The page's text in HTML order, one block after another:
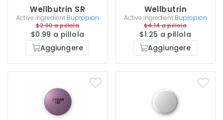
Wellbutrin SR
Active ingredient Bupropion
$2.00 a pillola
$0.99 a pillola
Aggiungere
Wellbutrin
Active ingredient Bupropion
$4.14 a pillola
$1.25 a pillola
Aggiungere